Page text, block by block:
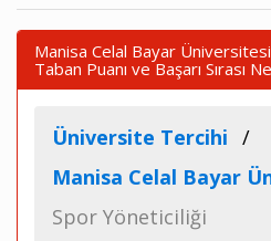
Manisa Celal Bayar
Taban Puanı ve Başarı Sırası
Üniversite Tercihi
Manisa Celal Bayar
Spor Yöneticiliği